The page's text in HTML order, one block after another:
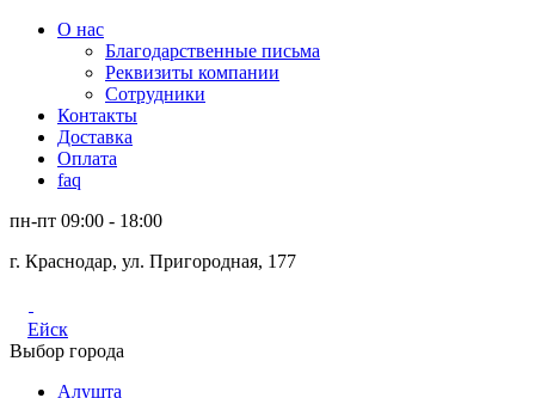
О нас
Благодарственные письма
Реквизиты компании
Сотрудники
Контакты
Доставка
Оплата
faq
пн-пт 09:00 - 18:00
г. Краснодар, ул. Пригородная, 177
Ейск
Выбор города
Алушта